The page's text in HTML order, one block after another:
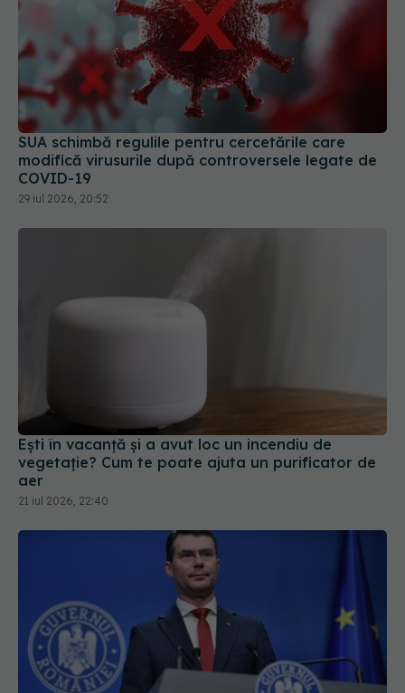
SUA schimbă regulile pentru cercetările care
modifică virusurile după controversele legate de
COVID-19
29 iul 2026, 20:52
Ești în vacanță și a avut loc un incendiu de
vegetație? Cum te poate ajuta un purificator de
aer
21 iul 2026, 22:40